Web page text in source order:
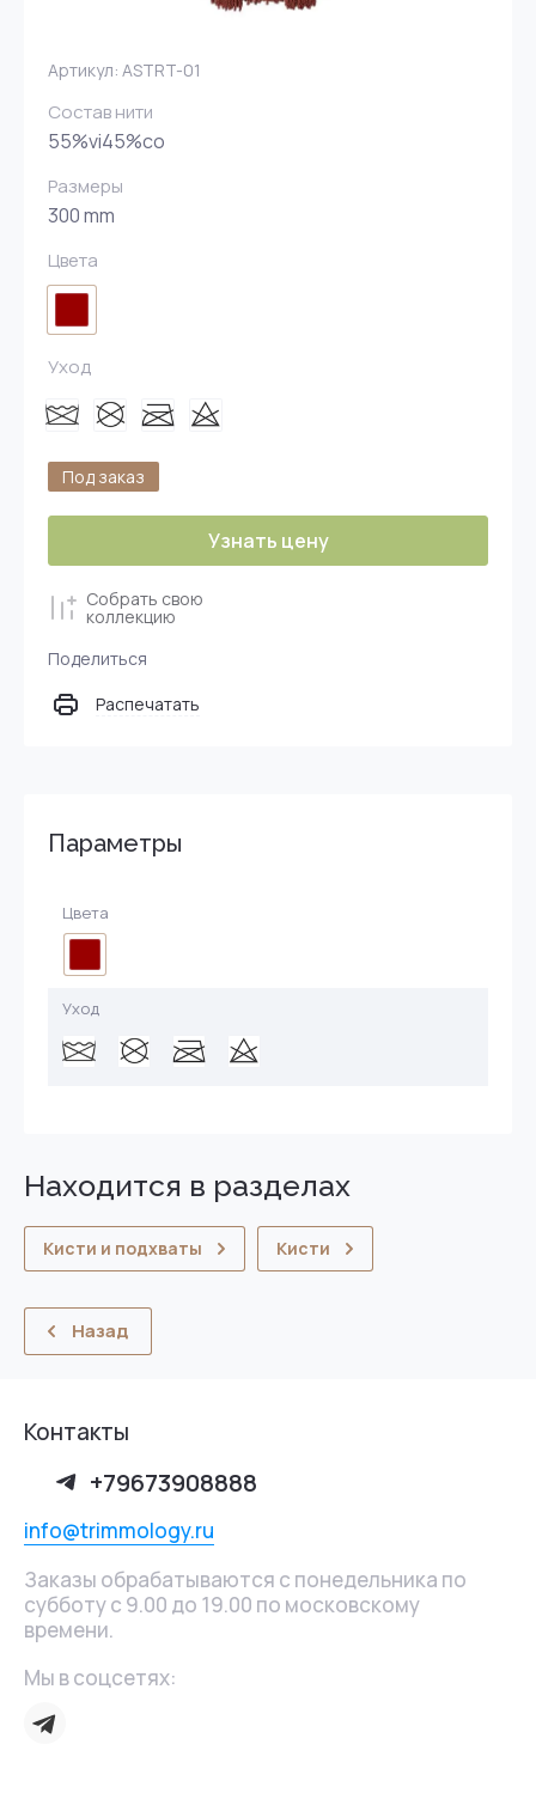
Артикул: ASTRT-01
Состав нити
55%vi45%co
Размеры
300 mm
Цвета
Уход
Под заказ
Узнать цену
Собрать свою
коллекцию
Поделиться
Распечатать
Параметры
Цвета
Уход
Находится в разделах
Кисти и подхваты Кисти
Назад
Контакты
+79673908888
info@trimmology.ru
Заказы обрабатываются с понедельника по
субботу с 9.00 до 19.00 по московскому
времени.
Мы в соцсетях: